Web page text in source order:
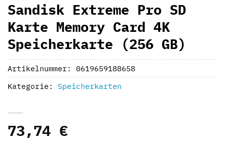
Sandisk Extreme Pro SD
Karte Memory Card 4K
Speicherkarte (256 GB)
73,74 €
Artikelnummer: 0619659188658
Kategorie: Speicherkarten